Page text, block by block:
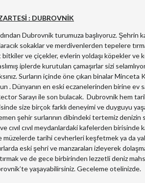
: DUBROVNİK
Dubrovnik turumuza başlıyoruz.
sokaklar ve merdivenlerden tepelere
ve çiçekler, evlerin yoldaşı köpekler ve
iplerde kurutulan çamaşırlar sizi
Surların içinde öne çıkan binalar Minceta
. Dünyanın en eski eczanelerinden birine ev
Sarayı ile son bulacak. Dubrovnik hem
size birçok farklı deneyimi ve duyguyu
şehir surlarının dibindeki tertemiz denizin
cıvıl cıvıl meydanlardaki kafelerden
müzelerde tarihi cevherleri keşfetmek ya da
eski şehri ve manzaraları izleyerek
ve de gece birbirinden lezzetli deniz
yaşayabilirsiniz. Geceleme otelinizde.